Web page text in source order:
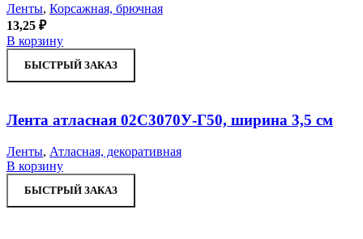
Ленты, Корсажная, брючная
13,25 ₽
В корзину
БЫСТРЫЙ ЗАКАЗ
Лента атласная 02С3070У-Г50, ширина 3,5 см
Ленты, Атласная, декоративная
В корзину
БЫСТРЫЙ ЗАКАЗ